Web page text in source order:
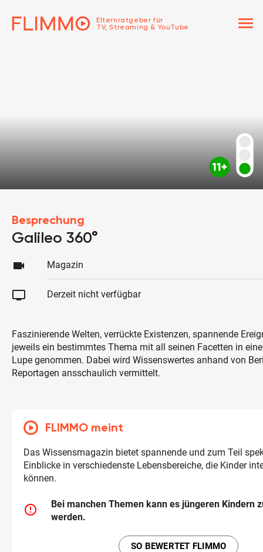
Elternratgeber für
TV, Streaming & YouTube
menu
Besprechung
Galileo 360°
videocam Magazin
tv Derzeit nicht verfügbar
Faszinierende Welten, verrückte Existenzen, spannende
jeweils ein bestimmtes Thema mit all seinen Facetten in
Lupe genommen. Dabei wird Wissenswertes anhand von
Reportagen ansschaulich vermittelt.
FLIMMO meint
Das Wissensmagazin bietet spannende und zum Teil
Einblicke in verschiedenste Lebensbereiche, die Kinder
können.
error_outline
Bei manchen Themen kann es jüngeren Kindern
werden.
SO BEWERTET FLIMMO